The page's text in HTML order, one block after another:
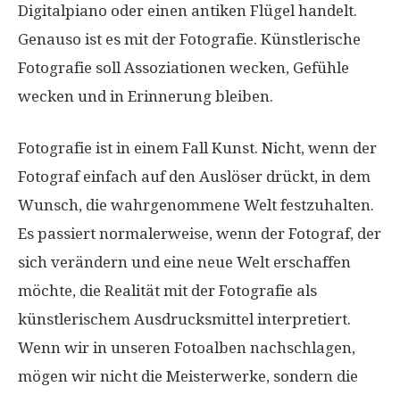
Digitalpiano oder einen antiken Flügel handelt.
Genauso ist es mit der Fotografie. Künstlerische
Fotografie soll Assoziationen wecken, Gefühle
wecken und in Erinnerung bleiben.
Fotografie ist in einem Fall Kunst. Nicht, wenn der
Fotograf einfach auf den Auslöser drückt, in dem
Wunsch, die wahrgenommene Welt festzuhalten.
Es passiert normalerweise, wenn der Fotograf, der
sich verändern und eine neue Welt erschaffen
möchte, die Realität mit der Fotografie als
künstlerischem Ausdrucksmittel interpretiert.
Wenn wir in unseren Fotoalben nachschlagen,
mögen wir nicht die Meisterwerke, sondern die